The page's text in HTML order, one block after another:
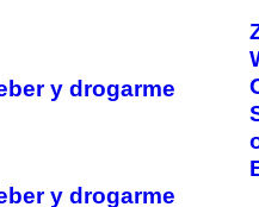
y drogarme
y drogarme
E
S
T
O
B
Y
R
O
B
E
R